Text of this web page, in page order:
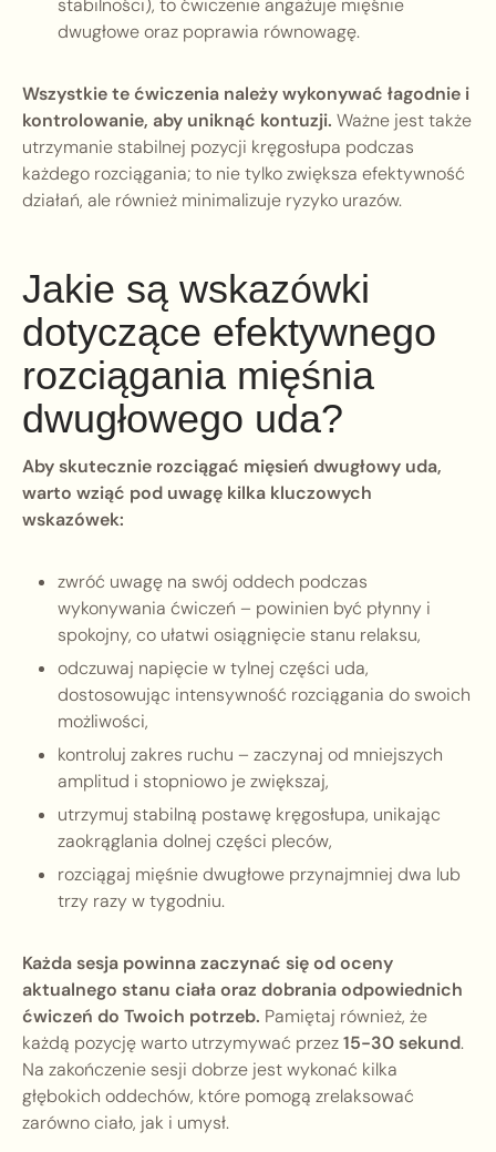
stabilności), to ćwiczenie angażuje mięśnie
dwugłowe oraz poprawia równowagę.
Wszystkie te ćwiczenia należy wykonywać łagodnie i
kontrolowanie, aby uniknąć kontuzji. Ważne jest także
utrzymanie stabilnej pozycji kręgosłupa podczas
każdego rozciągania; to nie tylko zwiększa efektywność
działań, ale również minimalizuje ryzyko urazów.
Jakie są wskazówki
dotyczące efektywnego
rozciągania mięśnia
dwugłowego uda?
Aby skutecznie rozciągać mięsień dwugłowy uda,
warto wziąć pod uwagę kilka kluczowych
wskazówek:
zwróć uwagę na swój oddech podczas
wykonywania ćwiczeń – powinien być płynny i
spokojny, co ułatwi osiągnięcie stanu relaksu,
odczuwaj napięcie w tylnej części uda,
dostosowując intensywność rozciągania do swoich
możliwości,
kontroluj zakres ruchu – zaczynaj od mniejszych
amplitud i stopniowo je zwiększaj,
utrzymuj stabilną postawę kręgosłupa, unikając
zaokrąglania dolnej części pleców,
rozciągaj mięśnie dwugłowe przynajmniej dwa lub
trzy razy w tygodniu.
Każda sesja powinna zaczynać się od oceny
aktualnego stanu ciała oraz dobrania odpowiednich
ćwiczeń do Twoich potrzeb. Pamiętaj również, że
każdą pozycję warto utrzymywać przez15-30 sekund.
Na zakończenie sesji dobrze jest wykonać kilka
głębokich oddechów, które pomogą zrelaksować
zarówno ciało, jak i umysł.